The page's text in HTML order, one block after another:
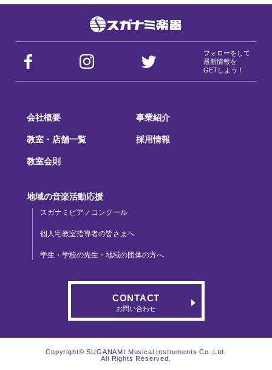
フォローをして
最新情報を
GETしよう！
会社概要 事業紹介
教室・店舗一覧 採用情報
教室会則
地域の音楽活動応援
スガナミピアノコンクール
個人宅教室指導者の皆さまへ
学生・学校の先生・地域の団体の方へ
CONTACT
お問い合わせ
Copyright© SUGANAMI Musical Instruments Co.,Ltd.
All Rights Reserved.